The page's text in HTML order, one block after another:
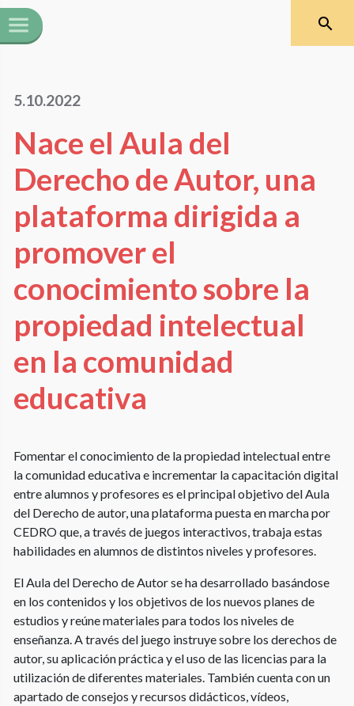
5.10.2022
Nace el Aula del
Derecho de Autor, una
plataforma dirigida a
promover el
conocimiento sobre la
propiedad intelectual
en la comunidad
educativa
Fomentar el conocimiento de la propiedad intelectual entre
la comunidad educativa e incrementar la capacitación digital
entre alumnos y profesores es el principal objetivo del Aula
del Derecho de autor, una plataforma puesta en marcha por
CEDRO que, a través de juegos interactivos, trabaja estas
habilidades en alumnos de distintos niveles y profesores.
El Aula del Derecho de Autor se ha desarrollado basándose
en los contenidos y los objetivos de los nuevos planes de
estudios y reúne materiales para todos los niveles de
enseñanza. A través del juego instruye sobre los derechos de
autor, su aplicación práctica y el uso de las licencias para la
utilización de diferentes materiales. También cuenta con un
apartado de consejos y recursos didácticos, vídeos,